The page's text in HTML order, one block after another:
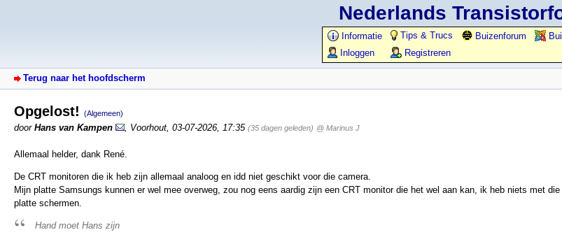
Nederlands
Informatie Tips & Trucs Buizenforum
Inloggen
Registreren
Terug naar het hoofdscherm
Opgelost! (Algemeen)
door Hans van Kampen Voorhout 03-07-2026, 17:35 (35 dagen geleden) @ Marinus J
Allemaal helder, dank René.
De CRT monitoren die ik heb zijn allemaal analoog en idd niet geschikt voor die camera.
Mijn platte Samsungs kunnen er wel mee overweg, zou nog eens aardig zijn een CRT monitor die het wel aan kan, ik heb niets met die
platte schermen.
Hand moet Hans zijn